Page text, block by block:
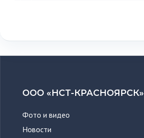
ООО «НСТ-КРАСНОЯРСК»
Фото и видео
Новости